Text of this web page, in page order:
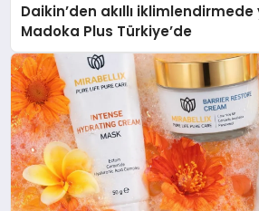
Daikin’den akıllı
Madoka Plus Türkiye’de